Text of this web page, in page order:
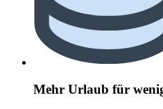
Mehr Urlaub für